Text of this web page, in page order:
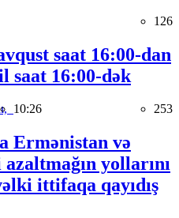
126
saat 16:00-dan
saat 16:00-dək
10:26 253
Ermənistan və
yollarını
ittifaqa qayıdış